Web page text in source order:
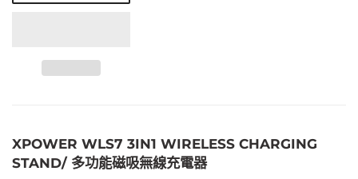
XPOWER WLS7 3IN1 WIRELESS CHARGING
STAND/ 多功能磁吸無線充電器